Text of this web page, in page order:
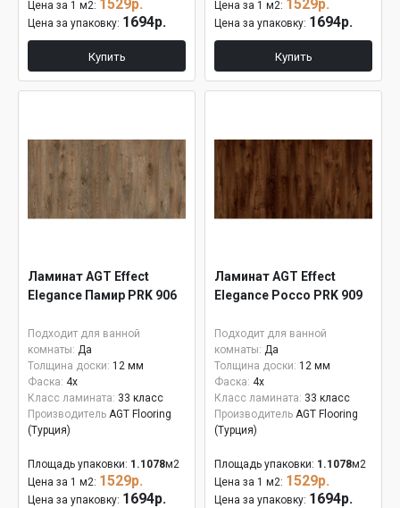
Цена за 1 м2: 1529р.
Цена за упаковку: 1694р.
Купить
Цена за 1 м2: 1529р.
Цена за упаковку: 1694р.
Купить
Ламинат AGT Effect
Elegance Памир PRK 906
Подходит для ванной
комнаты: Да
Толщина доски: 12 мм
Фаска: 4x
Класс ламината: 33 класс
Производитель AGT Flooring
(Турция)
Площадь упаковки: 1.1078м2
Цена за 1 м2: 1529р.
Цена за упаковку: 1694р.
Ламинат AGT Effect
Elegance Россо PRK 909
Подходит для ванной
комнаты: Да
Толщина доски: 12 мм
Фаска: 4x
Класс ламината: 33 класс
Производитель AGT Flooring
(Турция)
Площадь упаковки: 1.1078м2
Цена за 1 м2: 1529р.
Цена за упаковку: 1694р.